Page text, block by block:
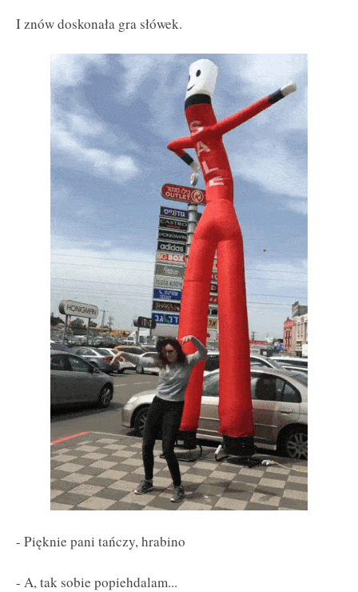
I znów doskonała gra słówek.
- Pięknie pani tańczy, hrabino
- A, tak sobie popiehdalam...